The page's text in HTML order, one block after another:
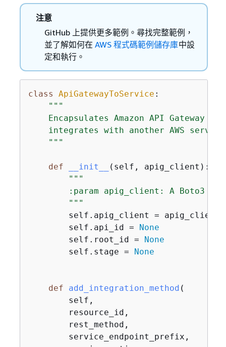
注意
GitHub 上提供更多範例。尋找完整範例，
並了解如何在 AWS 程式碼範例儲存庫中設
定和執行。
class ApiGatewayToService :
"""
Encapsulates Amazon API Gateway
integrates with another AWS
    """
def __init__ ( self, apig_client ):
"""
:param apig_client: A Boto3
        """
        self.apig_client = apig_client
        self.api_id =
None
        self.root_id =
None
        self.stage =
None
def add_integration_method (
        self,
        resource_id,
        rest_method,
        service_endpoint_prefix,